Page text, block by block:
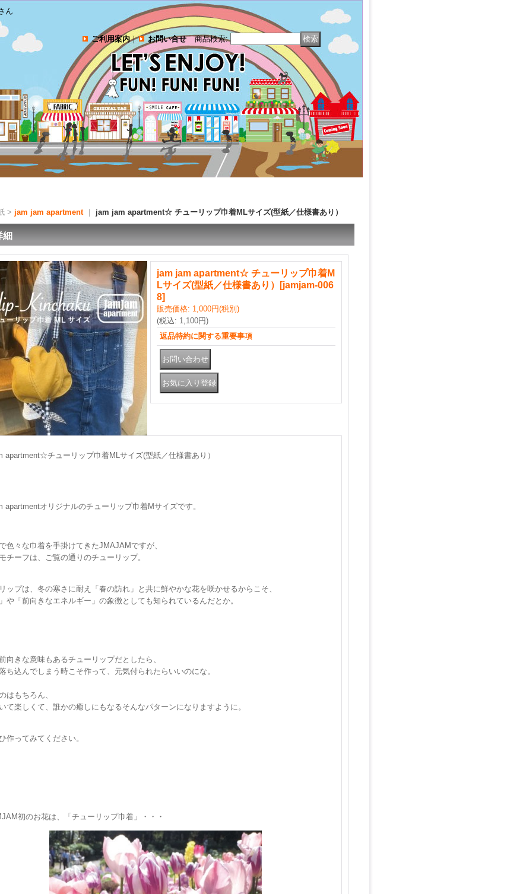
ん
ご利用案内｜ お問い合せ 商品検索:
> jam jam apartment｜ jam jam apartment☆ チューリップ巾着MLサイズ(型紙／仕様書あり）
細
jam jam apartment☆ チューリップ巾着M
Lサイズ(型紙／仕様書あり）
[jamjam-006
8]
販売価格: 1,000円(税別)
(税込: 1,100円)
返品特約に関する重要事項
apartment☆チューリップ巾着MLサイズ(型紙／仕様書あり）
apartmentオリジナルのチューリップ巾着Mサイズです。
色々な巾着を手掛けてきたJMAJAMですが、
チーフは、ご覧の通りのチューリップ。
ップは、冬の寒さに耐え「春の訪れ」と共に鮮やかな花を咲かせるからこそ、
」や「前向きなエネルギー」の象徴としても知られているんだとか。
向きな意味もあるチューリップだとしたら、
ち込んでしまう時こそ作って、元気付られたらいいのにな。
はもちろん、
て楽しくて、誰かの癒しにもなるそんなパターンになりますように。
作ってみてください。
初のお花は、「チューリップ巾着」・・・